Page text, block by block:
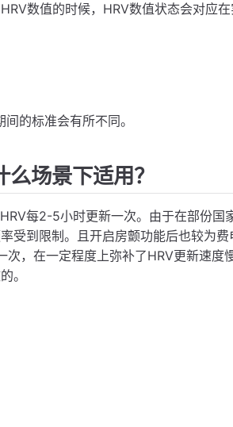
数值的时候，HRV数值状态会对应
的标准会有所不同。
场景下适用？
每2-5小时更新一次。由于在部份国
受到限制。且开启房颤功能后也较为
，在一定程度上弥补了HRV更新速度
。